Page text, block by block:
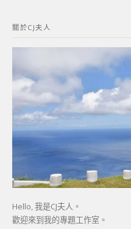
字:
關於CJ夫人
Hello, 我是CJ夫人。
歡迎來到我的專題工作室。